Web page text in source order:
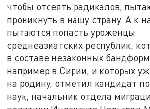
чтобы отсеять радикалов,
проникнуть в нашу страну. А к
пытаются попасть уроженцы
среднеазиатских республик,
в составе незаконных
например в Сирии, и которых
на родину, отметил кандидат
наук, начальник отдела